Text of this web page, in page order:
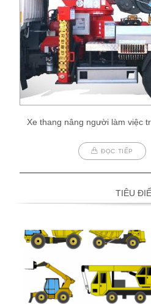
Xe thang nâng người làm việc
ĐỌC TIẾP
TIÊU